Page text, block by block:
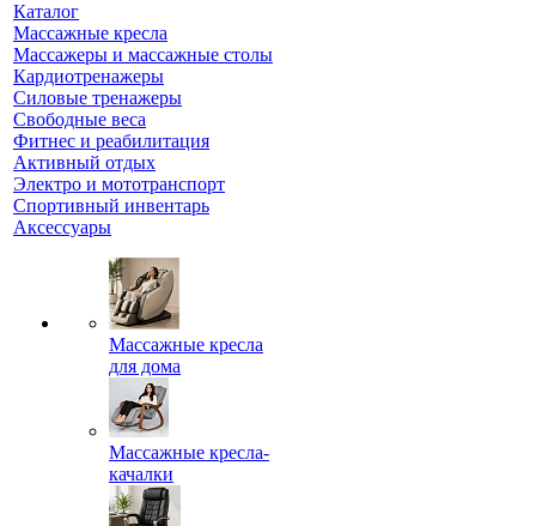
Каталог
Массажные кресла
Массажеры и массажные столы
Кардиотренажеры
Силовые тренажеры
Свободные веса
Фитнес и реабилитация
Активный отдых
Электро и мототранспорт
Спортивный инвентарь
Аксессуары
Массажные кресла
для дома
Массажные кресла-
качалки